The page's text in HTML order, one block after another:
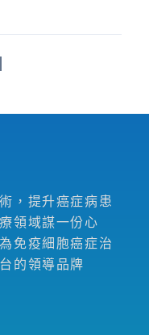
，提升癌症病患
領域謀一份心
免疫細胞癌症治
的領導品牌